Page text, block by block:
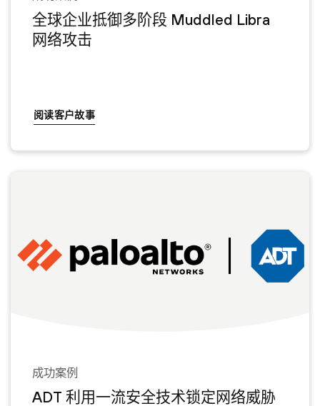
全球企业抵御多阶段 Muddled Libra
网络攻击
阅读客户故事
成功案例
ADT 利用一流安全技术锁定网络威胁